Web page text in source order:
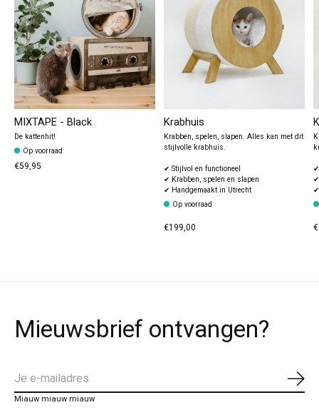
MIXTAPE - Black
De kattenhit!
Op voorraad
€59,95
Krabhuis
Krabben, spelen, slapen. Alles kan met dit
stijlvolle krabhuis.
✔ Stijlvol en functioneel
✔ Krabben, spelen en slapen
✔ Handgemaakt in Utrecht
Op voorraad
The rating of this product is
€199,00
Mieuwsbrief ontvangen?
Miauw miauw miauw